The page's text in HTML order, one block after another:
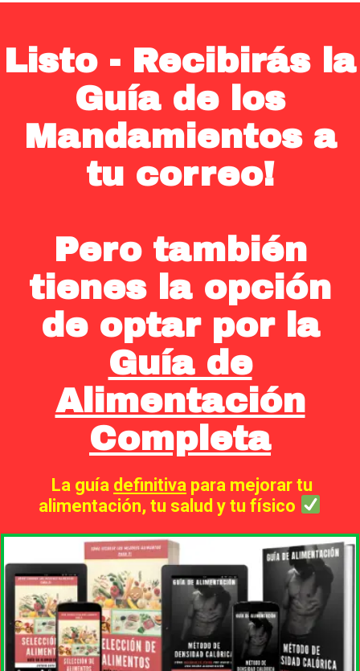
Listo - Recibirás la
Guía de los
Mandamientos a
tu correo!
Pero también
tienes la opción
de optar por la
Guía de
Alimentación
Completa
La guía definitiva para mejorar tu
alimentación, tu salud y tu físico